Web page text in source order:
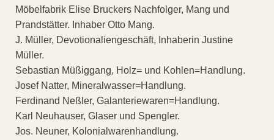
Möbelfabrik Elise Bruckers Nachfolger, Mang und
Prandstätter. Inhaber Otto Mang.
J. Müller, Devotionaliengeschäft, Inhaberin Justine
Müller.
Sebastian Müßiggang, Holz= und Kohlen=Handlung.
Josef Natter, Mineralwasser=Handlung.
Ferdinand Neßler, Galanteriewaren=Handlung.
Karl Neuhauser, Glaser und Spengler.
Jos. Neuner, Kolonialwarenhandlung.